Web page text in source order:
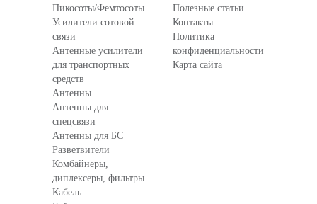
Пикосоты/Фемтосоты
Усилители сотовой
связи
Антенные усилители
для транспортных
средств
Антенны
Антенны для
спецсвязи
Антенны для БС
Разветвители
Комбайнеры,
диплексеры, фильтры
Кабель
Полезные статьи
Контакты
Политика
конфиденциальности
Карта сайта